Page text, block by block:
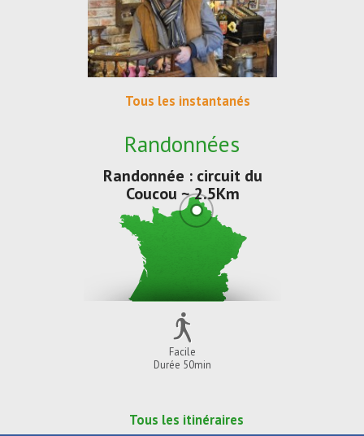
Tous les instantanés
Randonnées
Randonnée : circuit du
Coucou ~ 2.5Km
Facile
Durée 50min
Tous les itinéraires